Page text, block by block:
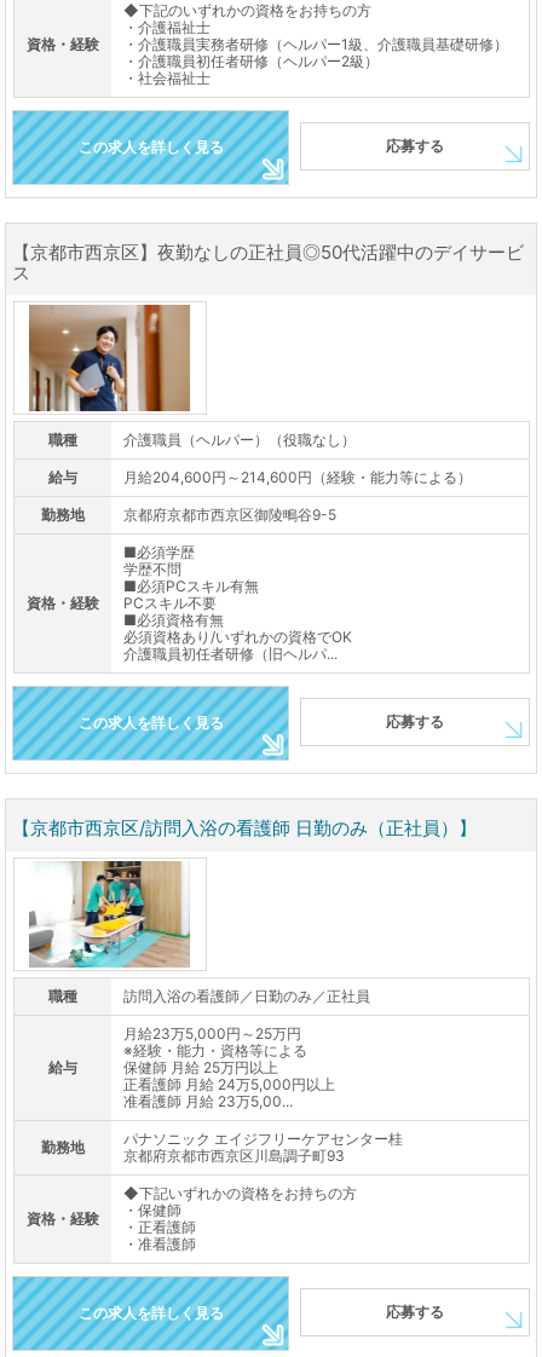
資格・経験
◆下記のいずれかの資格をお持ちの方
・介護福祉士
・介護職員実務者研修（ヘルパー1級、介護職員基礎研修）
・介護職員初任者研修（ヘルパー2級）
・社会福祉士
この求人を詳しく見る 応募する
【京都市西京区】夜勤なしの正社員◎50代活躍中のデイサービ
ス
職種 介護職員（ヘルパー）（役職なし）
給与 月給204,600円～214,600円（経験・能力等による）
勤務地 京都府京都市西京区御陵鴫谷9-5
資格・経験
■必須学歴
学歴不問
■必須PCスキル有無
PCスキル不要
■必須資格有無
必須資格あり/いずれかの資格でOK
介護職員初任者研修（旧ヘルパ...
この求人を詳しく見る 応募する
【京都市西京区/訪問入浴の看護師 日勤のみ（正社員）】
職種 訪問入浴の看護師／日勤のみ／正社員
給与
月給23万5,000円～25万円
※経験・能力・資格等による
保健師 月給 25万円以上
正看護師 月給 24万5,000円以上
准看護師 月給 23万5,00...
勤務地
パナソニック エイジフリーケアセンター桂
京都府京都市西京区川島調子町93
資格・経験
◆下記いずれかの資格をお持ちの方
・保健師
・正看護師
・准看護師
この求人を詳しく見る 応募する